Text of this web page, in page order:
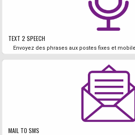
TEXT 2 SPEECH
Envoyez des phrases aux postes fixes et
MAIL TO SMS